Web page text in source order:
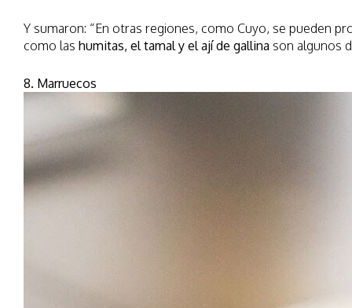
Y sumaron: “En otras regiones, como Cuyo, se pueden
como las humitas, el tamal y el ají de gallina son algunos
8. Marruecos